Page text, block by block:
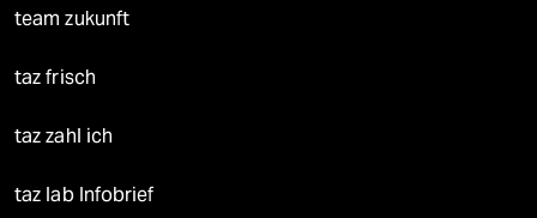
team zukunft
taz frisch
taz zahl ich
taz lab Infobrief